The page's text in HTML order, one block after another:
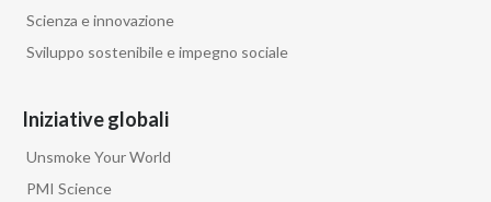
Scienza e innovazione
Sviluppo sostenibile e impegno sociale
Iniziative globali
Unsmoke Your World
PMI Science